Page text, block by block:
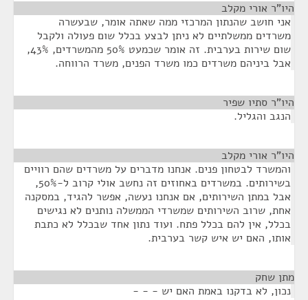
היו"ר אורי מקלב
אני חושב שהנתון המרכזי ממה שאתה אומר, שבעשרה
משרדים ממשלתיים לא ניתן לבצע בכלל שום פעולה ולקבל
שום שירות בערבית. זה אומר שכמעט 50% מהמשרדים, 43%,
אבל ביניהם משרדים כמו משרד הפנים, משרד הרווחה.
היו"ר סתיו שפיר
הנגב והגליל.
היו"ר אורי מקלב
והמשרד לבטחון פנים. אנחנו מדברים על משרדים שהם רוויים
בשירותים. במשרדים באחוזים זה נחשב אולי קרוב ל-50%,
אבל במתן השירותים, אם אנחנו נעשה, אפשר להגיד, במסקנה
אחת, שרוב השירותים שמשרדי הממשלה נותנים לא נגישים
בכלל, אין להם בכלל פתח. ועוד נתון אחד שבכלל לא כתבת
אותו, האם יש איש קשר בערבית.
מתן שחק
נכון, לא בדקנו באמת האם יש - - -